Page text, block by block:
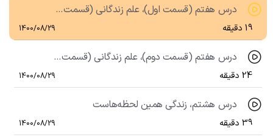
درس هفتم (قسمت اول)، علم زندگانی (قسمت اول)
19 دقیقه 1400/08/29
درس هفتم (قسمت دوم)، علم زندگانی (قسمت دوم)
24 دقیقه 1400/08/29
درس هشتم، زندگی همین لحظه‌هاست
39 دقیقه 1400/08/29